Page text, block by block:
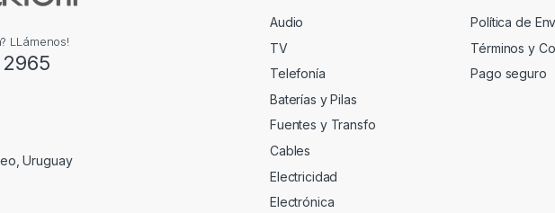
LLámenos!
Uruguay
Audio
TV
Telefonía
Baterías y Pilas
Fuentes y Transfo
Cables
Electricidad
Electrónica
Política de
Términos y
Pago seguro